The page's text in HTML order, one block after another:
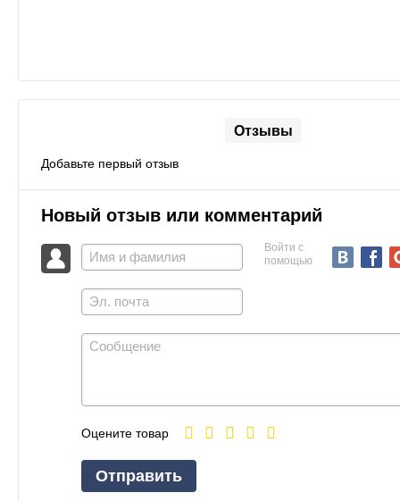
Отзывы
Добавьте первый отзыв
Новый отзыв или комментарий
Войти с
помощью
Оцените товар
Отправить